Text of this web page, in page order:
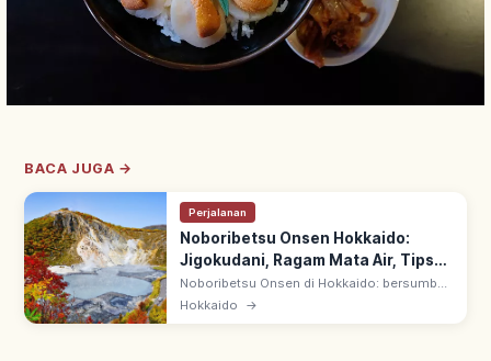
BACA JUGA →
Perjalanan
Noboribetsu Onsen Hokkaido:
Jigokudani, Ragam Mata Air, Tips
Berkunjung
Noboribetsu Onsen di Hokkaido: bersumber
dari Jigokudani (Lembah Neraka) vulkanik
Hokkaido →